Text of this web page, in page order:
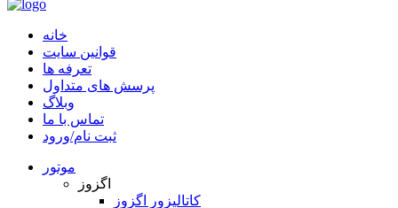
خانه
قوانین سایت
تعرفه ها
پرسش های متداول
وبلاگ
تماس با ما
ثبت نام/ورود
موتور
اگزوز
کاتالیزور اگزوز